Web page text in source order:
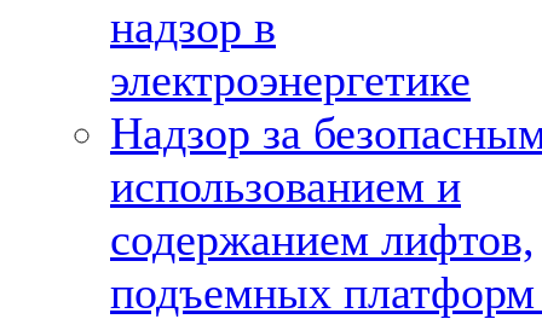
надзор в
электроэнергетике
Надзор за
использованием и
содержанием лифтов,
подъемных платформ